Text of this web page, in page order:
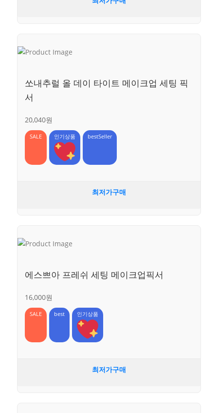
쏘내추럴 올 데이 타이트 메이크업 세팅 픽
서
20,040원
SALE 인기상품 bestSeller
최저가구매
에스쁘아 프레쉬 세팅 메이크업픽서
16,000원
SALE best 인기상품
최저가구매